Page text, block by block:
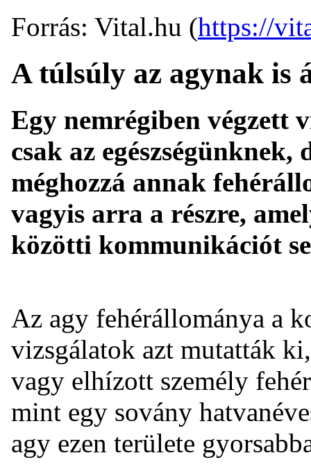
Forrás: Vital.hu (https://
A túlsúly az agynak is
Egy nemrégiben végzett
csak az
méghozzá annak
vagyis arra a részre,
közötti kommunikációt
Az agy fehérállománya a
vizsgálatok azt mutatták
vagy elhízott személy
mint egy sovány
agy ezen területe